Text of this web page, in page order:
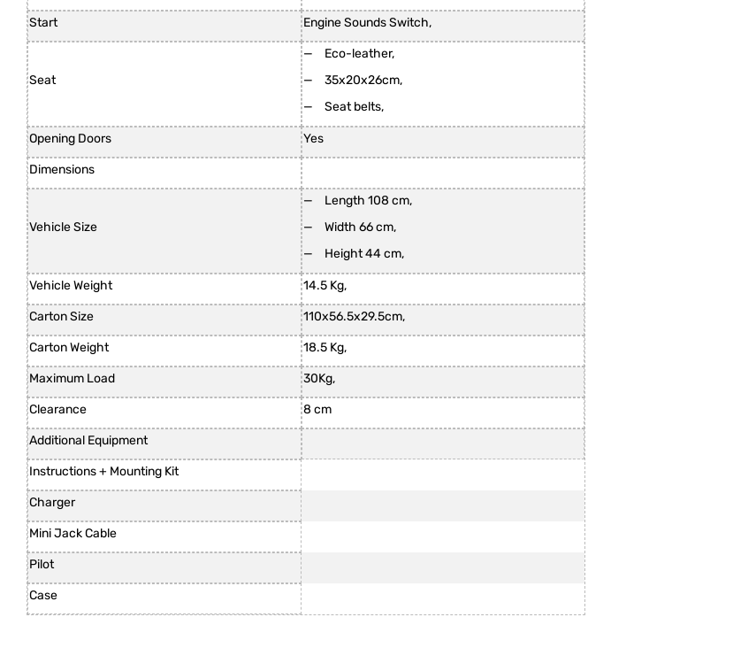
Start Engine Sounds Switch,
Seat
Eco-leather,
35x20x26cm,
Seat belts,
Opening Doors Yes
Dimensions
Vehicle Size
Length 108 cm,
Width 66 cm,
Height 44 cm,
Vehicle Weight 14.5 Kg,
Carton Size 110x56.5x29.5cm,
Carton Weight 18.5 Kg,
Maximum Load 30Kg,
Clearance 8 cm
Additional Equipment
Instructions + Mounting Kit
Charger
Mini Jack Cable
Pilot
Case